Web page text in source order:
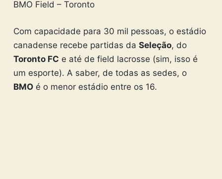
BMO Field – Toronto
Com capacidade para 30 mil pessoas, o estádio
canadense recebe partidas da Seleção, do
Toronto FC e até de field lacrosse (sim, isso é
um esporte). A saber, de todas as sedes, o
BMOé o menor estádio entre os 16.